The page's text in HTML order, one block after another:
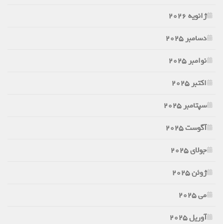
ژانویه 2026
دسامبر 2025
نوامبر 2025
اکتبر 2025
سپتامبر 2025
آگوست 2025
جولای 2025
ژوئن 2025
می 2025
آوریل 2025